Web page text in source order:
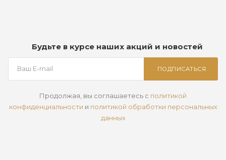
Будьте в курсе наших акций и новостей
ПОДПИСАТЬСЯ
Продолжая, вы соглашаетесь с политикой
конфиденциальности и политикой обработки персональных
данных